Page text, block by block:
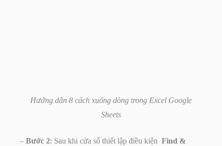
Hướng dẫn 8 cách xuống dòng trong Excel Google
Sheets
– Bước 2: Sau khi cửa sổ thiết lập điều kiện Find &